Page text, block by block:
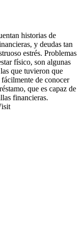
historias de
y deudas tan
estrés. Problemas
físico, son algunas
que tuvieron que
de conocer
que es capaz de
financieras.